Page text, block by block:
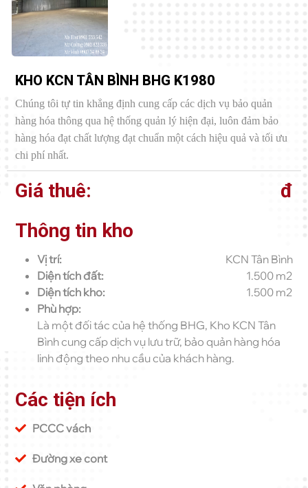
KHO KCN TÂN BÌNH BHG K1980
Chúng tôi tự tin khẳng định cung cấp các dịch vụ bảo quản
hàng hóa thông qua hệ thống quản lý hiện đại, luôn đảm bảo
hàng hóa đạt chất lượng đạt chuẩn một cách hiệu quả và tối ưu
chi phí nhất.
Giá thuê:
đ
Thông tin kho
Vị trí:
KCN Tân Bình
Diện tích đất:
1.500 m2
Diện tích kho:
1.500 m2
Phù hợp:
Là một đối tác của hệ thống BHG, Kho KCN Tân
Bình cung cấp dịch vụ lưu trữ, bảo quản hàng hóa
linh động theo nhu cầu của khách hàng.
Các tiện ích
PCCC vách
Đường xe cont